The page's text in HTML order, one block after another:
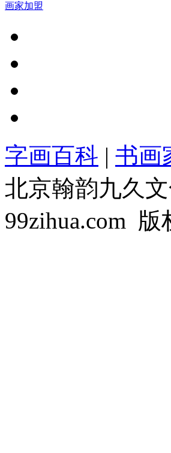
画家加盟
字画百科 | 书画
北京翰韵九久
99zihua.com 版